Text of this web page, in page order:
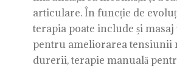
articulare. În funcție de
terapia poate include și
pentru ameliorarea tensiunii
durerii, terapie manuală